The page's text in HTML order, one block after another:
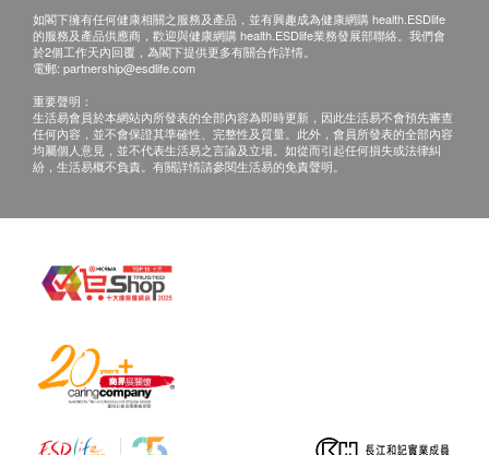
紅血球壓積率
紅血球
紅血球體積分佈
泌尿情況
膽紅素
顏色
比重
酮
顯微鏡下分析
亞硝酸鹽
酸鹼度
如閣下擁有任何健康相關之服務及產品，並有興趣成為健康網購 health.ESDlife
的服務及產品供應商，歡迎與健康網購 health.ESDlife業務發展部聯絡。我們會
於2個工作天內回覆，為閣下提供更多有關合作詳情。
電郵: partnership@esdlife.com
重要聲明：
生活易會員於本網站內所發表的全部內容為即時更新，因此生活易不會預先審查
任何內容，並不會保證其準確性、完整性及質量。此外，會員所發表的全部內容
均屬個人意見，並不代表生活易之言論及立場。如從而引起任何損失或法律糾
紛，生活易概不負責。有關詳情請參閱生活易的免責聲明。